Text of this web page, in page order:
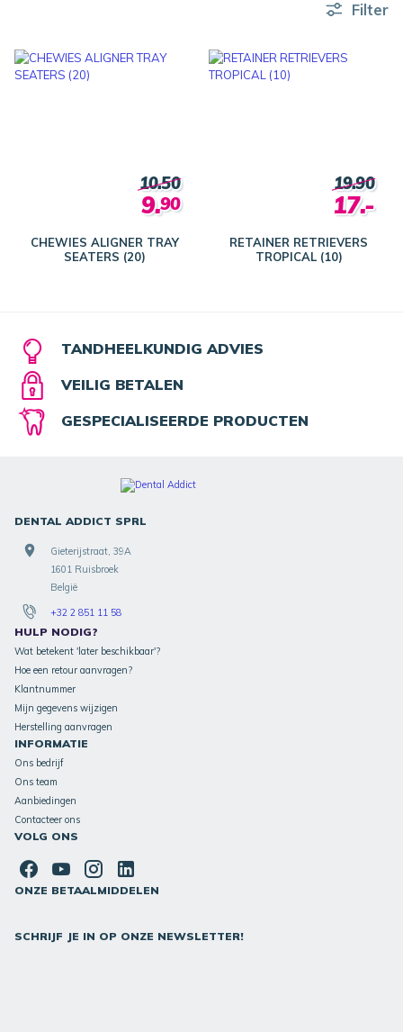
Filter
CHEWIES ALIGNER TRAY
SEATERS (20)
10.50
9.90
RETAINER RETRIEVERS
TROPICAL (10)
19.90
17.-
TANDHEELKUNDIG ADVIES
VEILIG BETALEN
GESPECIALISEERDE PRODUCTEN
DENTAL ADDICT SPRL
Gieterijstraat, 39A
1601 Ruisbroek
België
+32 2 851 11 58
HULP NODIG?
Wat betekent 'later beschikbaar'?
Hoe een retour aanvragen?
Klantnummer
Mijn gegevens wijzigen
Herstelling aanvragen
INFORMATIE
Ons bedrijf
Ons team
Aanbiedingen
Contacteer ons
VOLG ONS
ONZE BETAALMIDDELEN
SCHRIJF JE IN OP ONZE NEWSLETTER!